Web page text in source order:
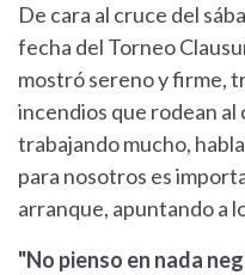
De cara al cruce del
fecha del Torneo
mostró sereno y firme,
incendios que rodean al
trabajando mucho,
para nosotros es
arranque, apuntando a
"No pienso en nada